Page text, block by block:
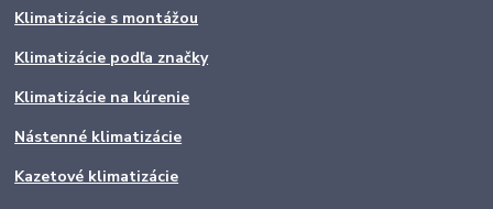
Klimatizácie s montážou
Klimatizácie podľa značky
Klimatizácie na kúrenie
Nástenné klimatizácie
Kazetové klimatizácie